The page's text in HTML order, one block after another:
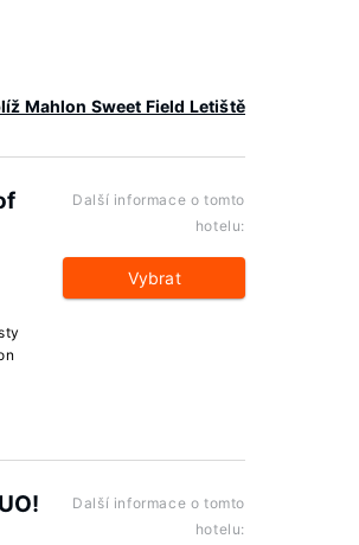
Mahlon Sweet Field Letiště
Další informace o tomto
hotelu:
Vybrat
Další informace o tomto
hotelu: